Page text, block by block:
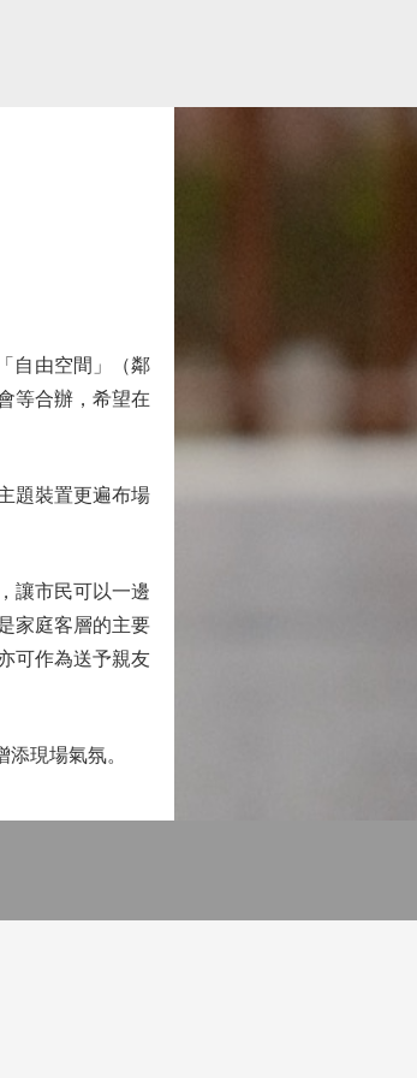
自由空間」（鄰
等合辦，希望在
題裝置更遍布場
讓市民可以一邊
家庭客層的主要
可作為送予親友
現場氣氛。